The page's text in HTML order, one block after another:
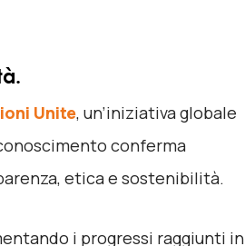
Unite, un’iniziativa globale
conferma
etica e sostenibilità.
i progressi raggiunti in